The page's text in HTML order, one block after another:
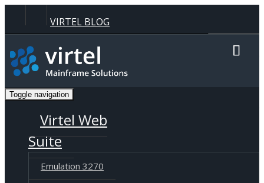
Panneau de gestion des cookies
VIRTEL BLOG
Recherche
Toggle navigation
Virtel Web
Suite
Emulation 3270